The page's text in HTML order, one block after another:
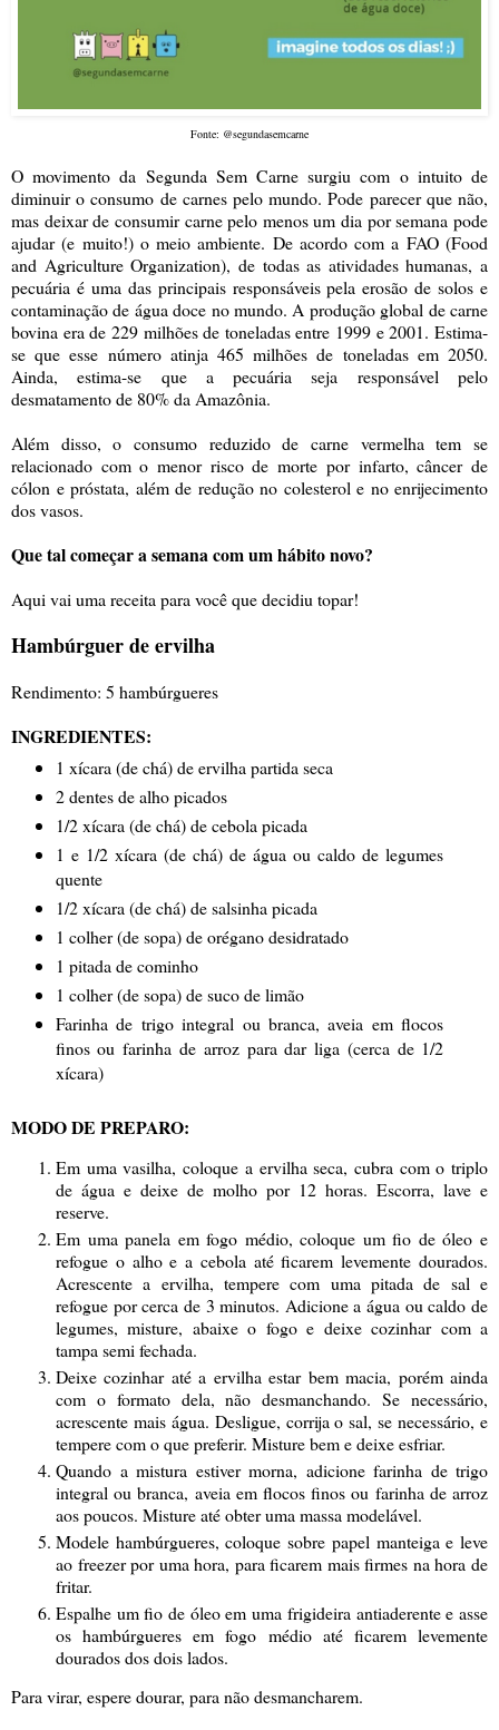
Fonte: @segundasemcarne
O movimento da Segunda Sem Carne surgiu com o intuito de
diminuir o consumo de carnes pelo mundo. Pode parecer que não,
mas deixar de consumir carne pelo menos um dia por semana pode
ajudar (e muito!) o meio ambiente. De acordo com a FAO (Food
and Agriculture Organization), de todas as atividades humanas, a
pecuária é uma das principais responsáveis pela erosão de solos e
contaminação de água doce no mundo. A produção global de carne
bovina era de 229 milhões de toneladas entre 1999 e 2001. Estima-
se que esse número atinja 465 milhões de toneladas em 2050.
Ainda, estima-se que a pecuária seja responsável pelo
desmatamento de 80% da Amazônia.
Além disso, o consumo reduzido de carne vermelha tem se
relacionado com o menor risco de morte por infarto, câncer de
cólon e próstata, além de redução no colesterol e no enrijecimento
dos vasos.
Que tal começar a semana com um hábito novo?
Aqui vai uma receita para você que decidiu topar!
Hambúrguer de ervilha
Rendimento: 5 hambúrgueres
INGREDIENTES:
1 xícara (de chá) de ervilha partida seca
2 dentes de alho picados
1/2 xícara (de chá) de cebola picada
1 e 1/2 xícara (de chá) de água ou caldo de legumes
quente
1/2 xícara (de chá) de salsinha picada
1 colher (de sopa) de orégano desidratado
1 pitada de cominho
1 colher (de sopa) de suco de limão
Farinha de trigo integral ou branca, aveia em flocos
finos ou farinha de arroz para dar liga (cerca de 1/2
xícara)
MODO DE PREPARO:
Em uma vasilha, coloque a ervilha seca, cubra com o triplo
de água e deixe de molho por 12 horas. Escorra, lave e
reserve.
Em uma panela em fogo médio, coloque um fio de óleo e
refogue o alho e a cebola até ficarem levemente dourados.
Acrescente a ervilha, tempere com uma pitada de sal e
refogue por cerca de 3 minutos. Adicione a água ou caldo de
legumes, misture, abaixe o fogo e deixe cozinhar com a
tampa semi fechada.
Deixe cozinhar até a ervilha estar bem macia, porém ainda
com o formato dela, não desmanchando. Se necessário,
acrescente mais água. Desligue, corrija o sal, se necessário, e
tempere com o que preferir. Misture bem e deixe esfriar.
Quando a mistura estiver morna, adicione farinha de trigo
integral ou branca, aveia em flocos finos ou farinha de arroz
aos poucos. Misture até obter uma massa modelável.
Modele hambúrgueres, coloque sobre papel manteiga e leve
ao freezer por uma hora, para ficarem mais firmes na hora de
fritar.
Espalhe um fio de óleo em uma frigideira antiaderente e asse
os hambúrgueres em fogo médio até ficarem levemente
dourados dos dois lados.
Para virar, espere dourar, para não desmancharem.